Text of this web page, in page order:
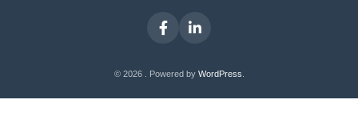
FacebookLinkedIn
© 2026 . Powered by WordPress